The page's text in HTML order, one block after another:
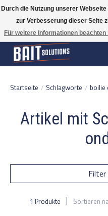
Gratis verzending vanaf 50 euro binnen
verzonden | België vanaf 70 euro gratis
Startseite / Schlagworte / boilie
Artikel mit
Filter
1 Produkte Sortieren
Durch die Nutzung unserer
zur Verbesserung dieser Seite
Für weitere Informationen